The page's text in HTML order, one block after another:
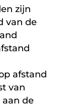
zijn
van de
afstand
van
de